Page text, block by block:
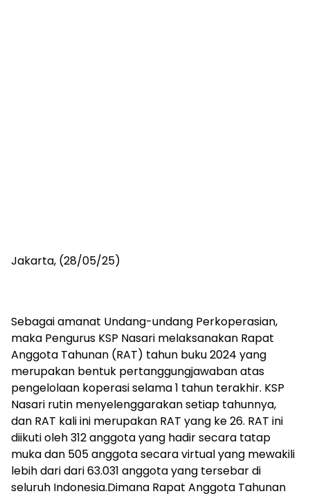
Jakarta, (28/05/25)
Sebagai amanat Undang-undang Perkoperasian,
maka Pengurus KSP Nasari melaksanakan Rapat
Anggota Tahunan (RAT) tahun buku 2024 yang
merupakan bentuk pertanggungjawaban atas
pengelolaan koperasi selama 1 tahun terakhir. KSP
Nasari rutin menyelenggarakan setiap tahunnya,
dan RAT kali ini merupakan RAT yang ke 26. RAT ini
diikuti oleh 312 anggota yang hadir secara tatap
muka dan 505 anggota secara virtual yang mewakili
lebih dari dari 63.031 anggota yang tersebar di
seluruh Indonesia.Dimana Rapat Anggota Tahunan